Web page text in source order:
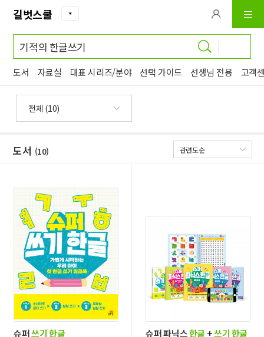
길벗스쿨
입력 내용 삭제
도서
자료실 대표 시리즈/분야 선택 가이드 선생님 전용 고객
도서 (10)
슈퍼쓰기한글 슈퍼 파닉스한글 +쓰기한글